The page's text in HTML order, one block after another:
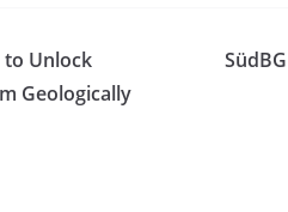
to Unlock
Geologically